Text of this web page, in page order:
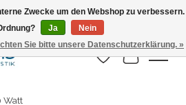
Uhr
Wunschzettel
Ihr
Watt
Zwecke um den Webshop zu verbessern.
Ja
Nein
Sie bitte unsere Datenschutzerklärung. »